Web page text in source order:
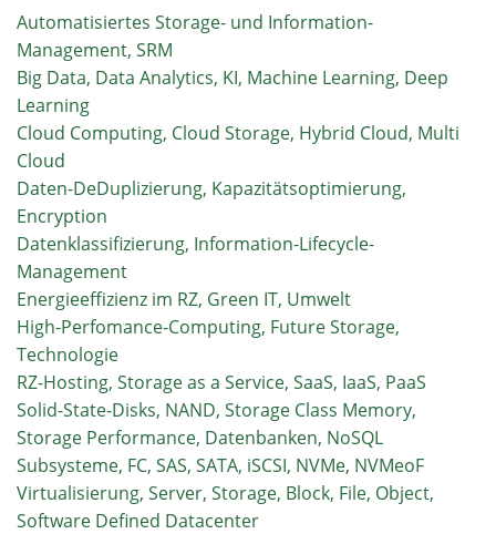
Automatisiertes Storage- und Information-
Management, SRM
Big Data, Data Analytics, KI, Machine Learning, Deep
Learning
Cloud Computing, Cloud Storage, Hybrid Cloud, Multi
Cloud
Daten-DeDuplizierung, Kapazitätsoptimierung,
Encryption
Datenklassifizierung, Information-Lifecycle-
Management
Energieeffizienz im RZ, Green IT, Umwelt
High-Perfomance-Computing, Future Storage,
Technologie
RZ-Hosting, Storage as a Service, SaaS, IaaS, PaaS
Solid-State-Disks, NAND, Storage Class Memory,
Storage Performance, Datenbanken, NoSQL
Subsysteme, FC, SAS, SATA, iSCSI, NVMe, NVMeoF
Virtualisierung, Server, Storage, Block, File, Object,
Software Defined Datacenter